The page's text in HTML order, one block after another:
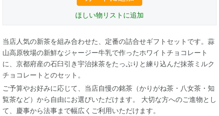
ほしい物リストに追加
当店人気の新茶を組み合わせた、定番の詰合せギフトセットです。蒜
山高原牧場の新鮮なジャージー牛乳で作ったホワイトチョコレート
に、京都府産の石臼引き宇治抹茶をたっぷりと練り込んだ抹茶ミルク
チョコレートとのセット。
ご予算やお好みに応じて、当店自慢の銘茶（かりがね茶・八女茶・知
覧茶など）から自由にお選びいただけます。 大切な方へのご進物とし
て、慶事から法事まで幅広くご利用いただけます。